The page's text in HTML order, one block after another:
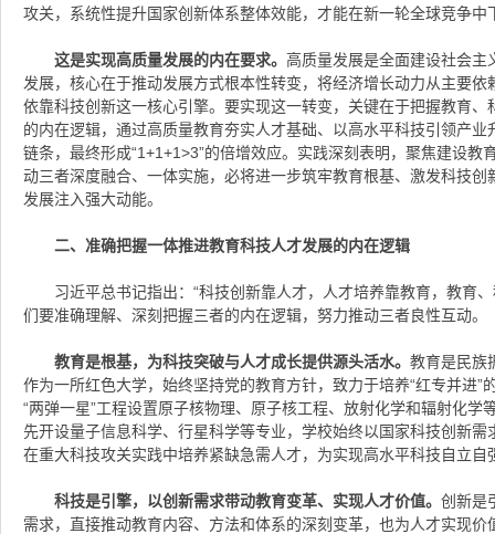
攻关，系统性提升国家创新体系整体效能，才能在新一轮全球竞争中
这是实现高质量发展的内在要求。 高质量发展是全面建设社会主
发展，核心在于推动发展方式根本性转变，将经济增长动力从主要
依靠科技创新这一核心引擎。要实现这一转变，关键在于把握教育、
的内在逻辑，通过高质量教育夯实人才基础、以高水平科技引领产
链条，最终形成“1+1+1>3”的倍增效应。实践深刻表明，聚焦建设教
动三者深度融合、一体实施，必将进一步筑牢教育根基、激发科技
发展注入强大动能。
二、准确把握一体推进教育科技人才发展的内在逻辑
习近平总书记指出：“科技创新靠人才，人才培养靠教育，教育
们要准确理解、深刻把握三者的内在逻辑，努力推动三者良性互动。
教育是根基，为科技突破与人才成长提供源头活水。 教育是民族
作为一所红色大学，始终坚持党的教育方针，致力于培养“红专并进”
“两弹一星”工程设置原子核物理、原子核工程、放射化学和辐射化学
先开设量子信息科学、行星科学等专业，学校始终以国家科技创新需
在重大科技攻关实践中培养紧缺急需人才，为实现高水平科技自立自
科技是引擎，以创新需求带动教育变革、实现人才价值。 创新是
需求，直接推动教育内容、方法和体系的深刻变革，也为人才实现价